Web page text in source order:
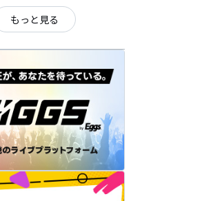
もっと見る